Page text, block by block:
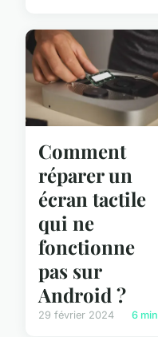
Comment
réparer un
écran tactile
qui ne
fonctionne
pas sur
Android ?
29 février 2024 6 min